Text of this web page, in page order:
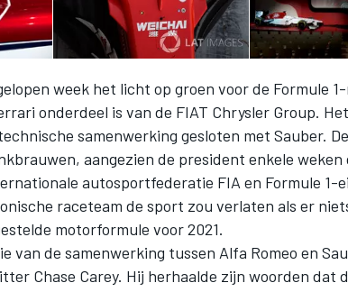
week het licht op groen voor de Formule
onderdeel is van de FIAT Chrysler Group.
samenwerking gesloten met Sauber.
aangezien de president enkele weken
autosportfederatie FIA en Formule 1-
raceteam de sport zou verlaten als er
motorformule voor 2021.
van de samenwerking tussen Alfa Romeo en
Chase Carey. Hij herhaalde zijn woorden dat